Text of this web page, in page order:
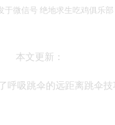
于微信号 绝地求生吃鸡俱乐部
本文更新：
呼吸跳伞的远距离跳伞技